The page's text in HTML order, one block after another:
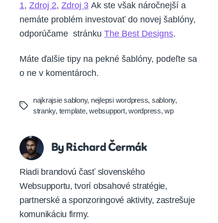
1, Zdroj 2, Zdroj 3 Ak ste však náročnejší a
nemáte problém investovať do novej šablóny,
odporúčame stránku The Best Designs.
Máte ďalšie tipy na pekné šablóny, podeľte sa
o ne v komentároch.
Tags
najkrajsie sablony, nejlepsi wordpress, sablony,
stranky, template,websupport,wordpress,wp
By Richard Čermák
Riadi brandovú časť slovenského
Websupportu, tvorí obsahové stratégie,
partnerské a sponzoringové aktivity, zastrešuje
komunikáciu firmy.